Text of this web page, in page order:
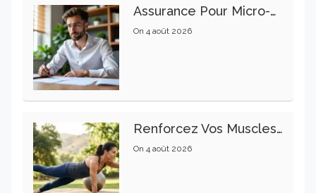
Assurance Pour Micro-Entrepreneur : Les Garanties Essentielles À Connaître
On 4 août 2026
Renforcez Vos Muscles Profonds Pour Apaiser Votre Mal De Dos
On 4 août 2026